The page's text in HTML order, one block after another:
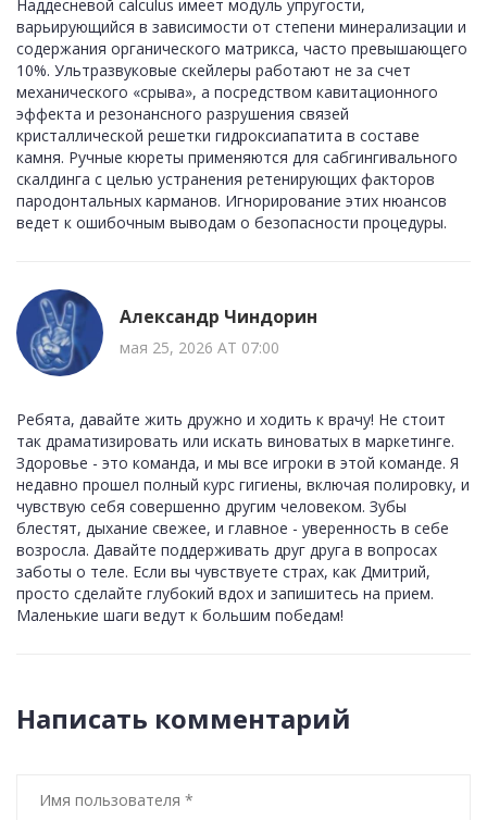
Наддесневой calculus имеет модуль упругости,
варьирующийся в зависимости от степени минерализации и
содержания органического матрикса, часто превышающего
10%. Ультразвуковые скейлеры работают не за счет
механического «срыва», а посредством кавитационного
эффекта и резонансного разрушения связей
кристаллической решетки гидроксиапатита в составе
камня. Ручные кюреты применяются для сабгингивального
скалдинга с целью устранения ретенирующих факторов
пародонтальных карманов. Игнорирование этих нюансов
ведет к ошибочным выводам о безопасности процедуры.
Александр Чиндорин
мая 25, 2026 AT 07:00
Ребята, давайте жить дружно и ходить к врачу! Не стоит
так драматизировать или искать виноватых в маркетинге.
Здоровье - это команда, и мы все игроки в этой команде. Я
недавно прошел полный курс гигиены, включая полировку, и
чувствую себя совершенно другим человеком. Зубы
блестят, дыхание свежее, и главное - уверенность в себе
возросла. Давайте поддерживать друг друга в вопросах
заботы о теле. Если вы чувствуете страх, как Дмитрий,
просто сделайте глубокий вдох и запишитесь на прием.
Маленькие шаги ведут к большим победам!
Написать комментарий